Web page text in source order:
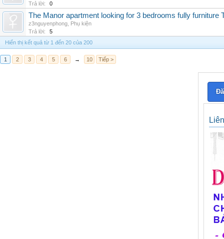
Trả lời:
0
The Manor apartment looking for 3 bedrooms fully furniture
z3nguyenphong Phụ kiện
Trả lời:
5
Hiển thị kết quả từ 1 đến 20 của 200
1 2 3 4 5 6 → 10 Tiếp >